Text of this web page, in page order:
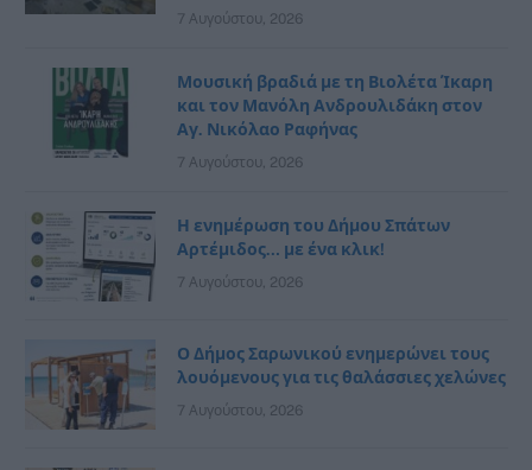
7 Αυγούστου, 2026
Μουσική βραδιά με τη Βιολέτα Ίκαρη
και τον Μανόλη Ανδρουλιδάκη στον
Αγ. Νικόλαο Ραφήνας
7 Αυγούστου, 2026
Η ενημέρωση του Δήμου Σπάτων
Αρτέμιδος… με ένα κλικ!
7 Αυγούστου, 2026
Ο Δήμος Σαρωνικού ενημερώνει τους
λουόμενους για τις θαλάσσιες χελώνες
7 Αυγούστου, 2026